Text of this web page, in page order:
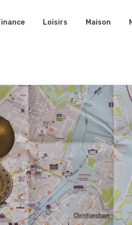
Loisirs Maison